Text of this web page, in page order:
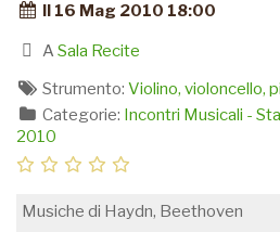
Il 16 Mag 2010 18:00
A Sala Recite
Strumento: Violino, violoncello,
Categorie: Incontri Musicali -
2010
Musiche di Haydn, Beethoven